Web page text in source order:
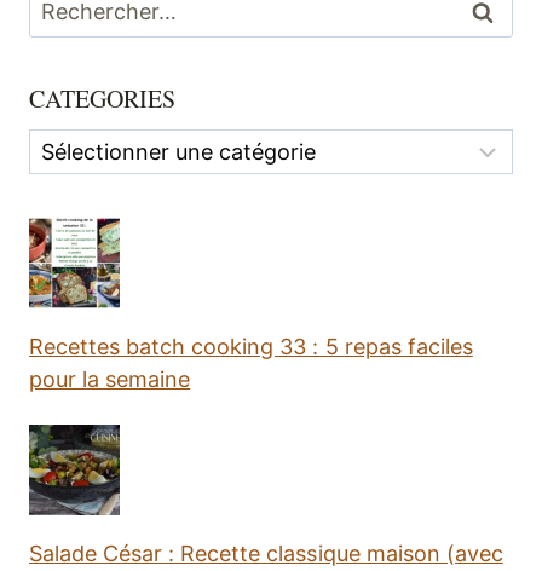
CATEGORIES
Categories
Recettes batch cooking 33 : 5 repas faciles
pour la semaine
Salade César : Recette classique maison (avec